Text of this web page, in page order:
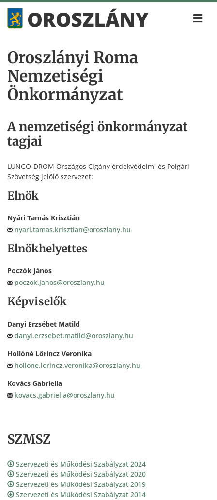
Oroszlányi Roma
Nemzetiségi
Önkormányzat
A nemzetiségi önkormányzat
tagjai
LUNGO-DROM Országos Cigány érdekvédelmi és Polgári
Szövetség jelölő szervezet:
Elnök
Nyári Tamás Krisztián
nyari.tamas.krisztian@oroszlany.hu
Elnökhelyettes
Poczók János
poczok.janos@oroszlany.hu
Képviselők
Danyi Erzsébet Matild
danyi.erzsebet.matild@oroszlany.hu
Hollóné Lőrincz Veronika
hollone.lorincz.veronika@oroszlany.hu
Kovács Gabriella
kovacs.gabriella@oroszlany.hu
SZMSZ
Szervezeti és Működési Szabályzat 2024
Szervezeti és Működési Szabályzat 2020
Szervezeti és Működési Szabályzat 2019
Szervezeti és Működési Szabályzat 2014